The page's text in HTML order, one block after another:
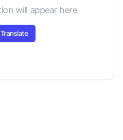
will appear here
Translate